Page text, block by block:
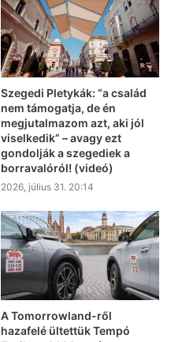
Szegedi Pletykák: “a család
nem támogatja, de én
megjutalmazom azt, aki jól
viselkedik” – avagy ezt
gondolják a szegediek a
borravalóról! (videó)
2026, július 31. 20:14
A Tomorrowland-ről
hazafelé ültettük Tempó